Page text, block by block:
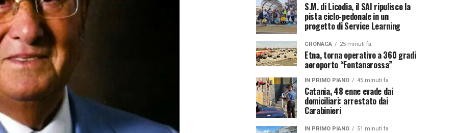
S.M. di Licodia, il SAI ripulisce la
pista ciclo-pedonale in un
progetto di Service Learning
CRONACA 25 minuti fa
Etna, torna operativo a 360 gradi
aeroporto “Fontanarossa”
IN PRIMO PIANO 45 minuti fa
Catania, 48 enne evade dai
domiciliari: arrestato dai
Carabinieri
IN PRIMO PIANO 51 minuti fa